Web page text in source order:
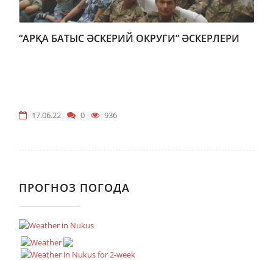
“АРҚА БАТЫС ӘСКЕРИЙ ОКРУГИ” ӘСКЕРЛЕРИ
17.06.22 0 936
ПРОГНОЗ ПОГОДА